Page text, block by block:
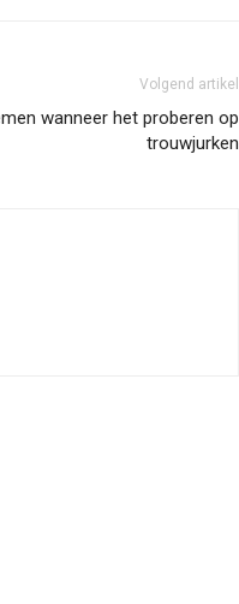
Volgend artikel
wanneer het proberen op
trouwjurken